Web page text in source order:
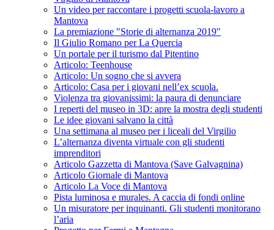
Un video per raccontare i progetti scuola-lavoro a
Mantova
La premiazione "Storie di alternanza 2019"
Il Giulio Romano per La Quercia
Un portale per il turismo dal Pitentino
Articolo: Teenhouse
Articolo: Un sogno che si avvera
Articolo: Casa per i giovani nell’ex scuola.
Violenza tra giovanissimi: la paura di denunciare
I reperti del museo in 3D: apre la mostra degli studenti
Le idee giovani salvano la città
Una settimana al museo per i liceali del Virgilio
L’alternanza diventa virtuale con gli studenti
imprenditori
Articolo Gazzetta di Mantova (Save Galvagnina)
Articolo Giornale di Mantova
Articolo La Voce di Mantova
Pista luminosa e murales. A caccia di fondi online
Un misuratore per inquinanti. Gli studenti monitorano
l’aria